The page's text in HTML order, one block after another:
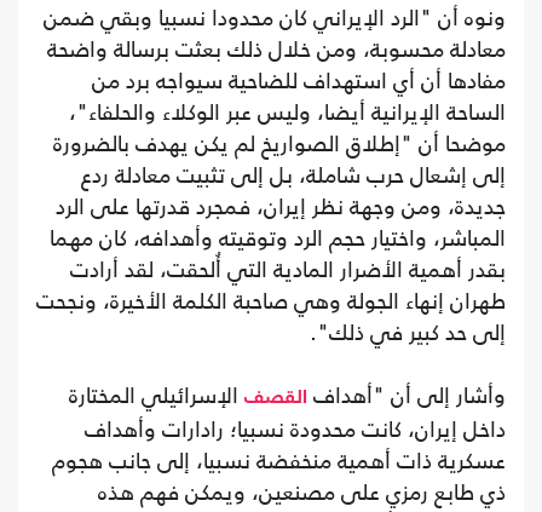
ونوه أن "الرد الإيراني كان محدودا نسبيا وبقي ضمن
معادلة محسوبة، ومن خلال ذلك بعثت برسالة واضحة
مفادها أن أي استهداف للضاحية سيواجه برد من
الساحة الإيرانية أيضا، وليس عبر الوكلاء والحلفاء"،
موضحا أن "إطلاق الصواريخ لم يكن يهدف بالضرورة
إلى إشعال حرب شاملة، بل إلى تثبيت معادلة ردع
جديدة، ومن وجهة نظر إيران، فمجرد قدرتها على الرد
المباشر، واختيار حجم الرد وتوقيته وأهدافه، كان مهما
بقدر أهمية الأضرار المادية التي أُلحقت، لقد أرادت
طهران إنهاء الجولة وهي صاحبة الكلمة الأخيرة، ونجحت
إلى حد كبير في ذلك".
وأشار إلى أن "أهداف القصف الإسرائيلي المختارة
داخل إيران، كانت محدودة نسبيا؛ رادارات وأهداف
عسكرية ذات أهمية منخفضة نسبيا، إلى جانب هجوم
ذي طابع رمزي على مصنعين، ويمكن فهم هذه